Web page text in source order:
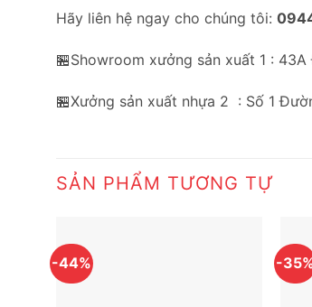
Hãy liên hệ ngay cho chúng tôi:
🏪Showroom xưởng sản xuất 1 :
🏪Xưởng sản xuất nhựa 2 : Số 1
SẢN PHẨM TƯƠNG TỰ
-44% -